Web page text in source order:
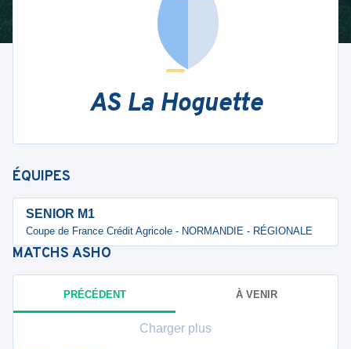
AS La Hoguette
ÉQUIPES
SENIOR M1
Coupe de France Crédit Agricole - NORMANDIE - RÉGIONALE
MATCHS ASHO
PRÉCÉDENT À VENIR
Charger plus